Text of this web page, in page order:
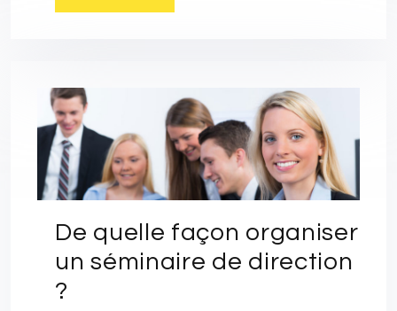
De quelle façon organiser
un séminaire de direction
?